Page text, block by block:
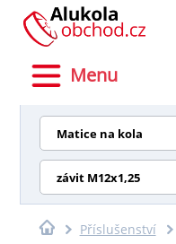
Menu
Matice na kola
závit M12x1,25
Příslušenství